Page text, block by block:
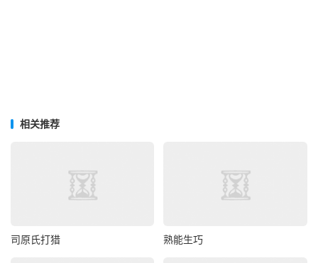
相关推荐
司原氏打猎 熟能生巧